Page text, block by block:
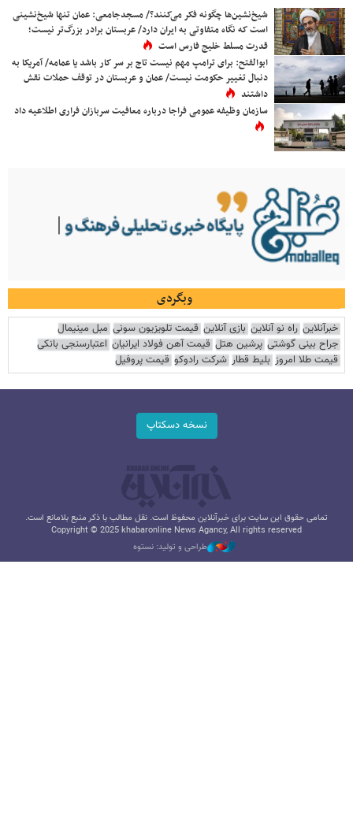
شیخ‌نشین‌ها چگونه فکر می‌کنند؟/ مسجدجامعی: عمان تنها شیخ‌نشینی
است که نگاه متفاوتی به ایران دارد/ عربستان برادر بزرگ‌تر نیست؛
قدرت مسلط خلیج فارس است
ابوالفتح: برای ترامپ مهم نیست تاج بر سر کار باشد یا عمامه/ آمریکا به
دنبال تغییر حکومت نیست/ عمان و عربستان در توقف حملات نقش
داشتند
سازمان وظیفه عمومی فراجا درباره معافیت سربازان فراری اطلاعیه داد
وبگردی
خبرآنلاین راه نو آنلاین بازی آنلاین قیمت تلویزیون سونی مبل مینیمال
جراح بینی گوشتی پرشین هتل قیمت آهن فولاد ایرانیان اعتبارسنجی بانکی
قیمت طلا امروز بلیط قطار شرکت رادوکو قیمت پروفیل
نسخه دسکتاپ
تمامی حقوق این سایت برای خبرآنلاین محفوظ است. نقل مطالب با ذکر منبع بلامانع است.
Copyright © 2025 khabaronline News Agancy, All rights reserved
طراحی و تولید: نستوه